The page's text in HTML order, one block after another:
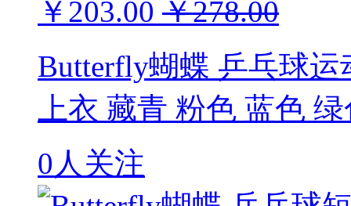
￥203.00 ￥278.00
Butterfly蝴蝶 乒乓球
上衣 藏青 粉色 蓝色
0人关注